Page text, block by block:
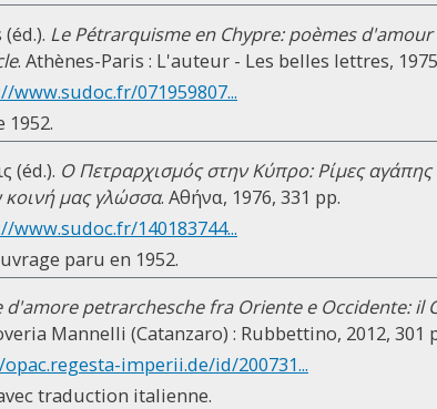
Le Pétrarquisme en Chypre: poèmes
. Athènes-Paris : L'auteur - Les belles lettres,
www.sudoc.fr/071959807...
1952.
(éd.). Ο Πετραρχισμός στην Κύπρο: Ρίμες
μας γλώσσα. Αθήνα, 1976, 331 pp.
www.sudoc.fr/140183744...
paru en 1952.
d'amore petrarchesche fra Oriente e Occidente: il
Mannelli (Catanzaro) : Rubbettino, 2012, 301
imperii.de/id/200731...
traduction italienne.